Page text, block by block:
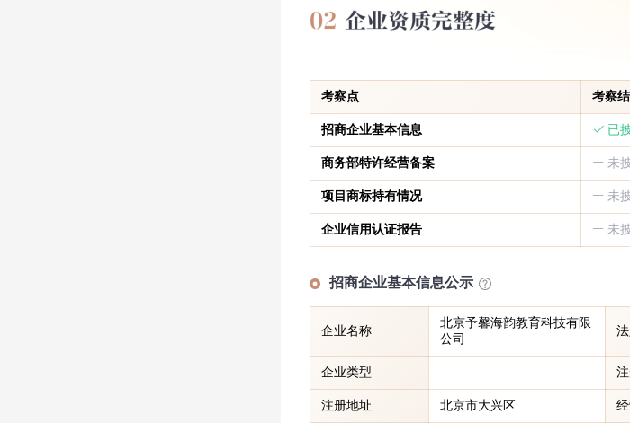
考察点 考察
招商企业基本信息 已
商务部特许经营备案 未
项目商标持有情况 未
企业信用认证报告 未
招商企业基本信息公示
企业名称
北京予馨海韵教育科技有限
公司
企业类型
注册地址 北京市大兴区